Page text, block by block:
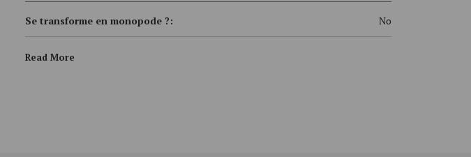
Se transforme en monopode ?: No
Taille du pied (mm):
Read More